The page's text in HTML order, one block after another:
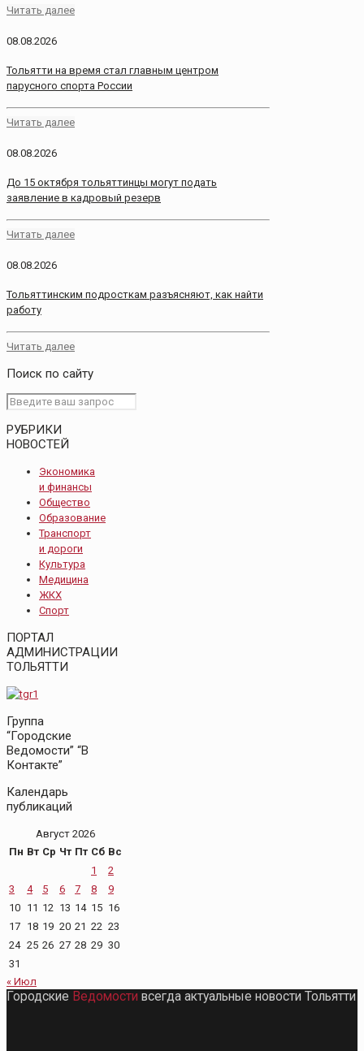
Читать далее
08.08.2026
Тольятти на время стал главным центром
парусного спорта России
Читать далее
08.08.2026
До 15 октября тольяттинцы могут подать
заявление в кадровый резерв
Читать далее
08.08.2026
Тольяттинским подросткам разъясняют, как найти
работу
Читать далее
Поиск по сайту
РУБРИКИ
НОВОСТЕЙ
Экономика
и финансы
Общество
Образование
Транспорт
и дороги
Культура
Медицина
ЖКХ
Спорт
ПОРТАЛ
АДМИНИСТРАЦИИ
ТОЛЬЯТТИ
Группа
“Городские
Ведомости” “В
Контакте”
Календарь
публикаций
Август 2026
Пн Вт Ср Чт Пт Сб Вс
1
2
3
4 5 6 7 8
9
10 11 12 13 14 15 16
17 18 19 20 21 22 23
24 25 26 27 28 29 30
31
« Июл
Городские Ведомости всегда актуальные новости Тольятти